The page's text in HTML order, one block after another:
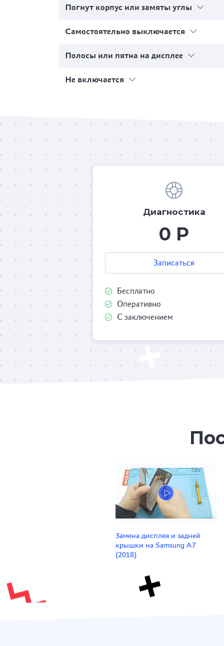
Погнут корпус или замяты углы
Самостоятельно выключается
Полосы или пятна на дисплее
Не включается
Диагностика
0 Р
Записаться
Бесплатно
Оперативно
С заключением
Замена дисплея и задней
крышки на Samsung A7
(2018)